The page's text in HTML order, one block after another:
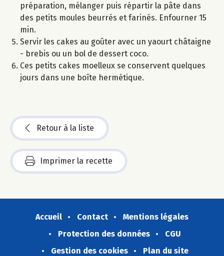
préparation, mélanger puis répartir la pâte dans
des petits moules beurrés et farinés. Enfourner 15
min.
Servir les cakes au goûter avec un yaourt châtaigne
- brebis ou un bol de dessert coco.
Ces petits cakes moelleux se conservent quelques
jours dans une boîte hermétique.
Retour à la liste
Imprimer la recette
Accueil Contact
Mentions légales
Protection des données
CGU
Gestion des cookies
Plan du site